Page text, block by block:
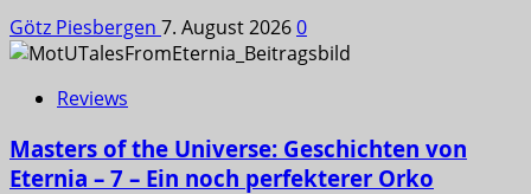
Götz Piesbergen 7. August 20260
Reviews
Masters of the Universe: Geschichten von
Eternia – 7 – Ein noch perfekterer Orko